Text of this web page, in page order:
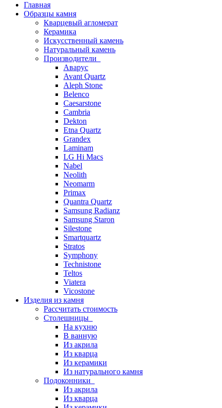
Главная
Образцы камня
Кварцевый агломерат
Керамика
Искусственный камень
Натуральный камень
Производители
Аварус
Avant Quartz
Aleph Stone
Belenco
Caesarstone
Cambria
Dekton
Etna Quartz
Grandex
Laminam
LG Hi Macs
Nabel
Neolith
Neomarm
Primax
Quantra Quartz
Samsung Radianz
Samsung Staron
Silestone
Smartquartz
Stratos
Symphony
Technistone
Teltos
Viatera
Vicostone
Изделия из камня
Рассчитать стоимость
Столешницы
На кухню
В ванную
Из акрила
Из кварца
Из керамики
Из натурального камня
Подоконники
Из акрила
Из кварца